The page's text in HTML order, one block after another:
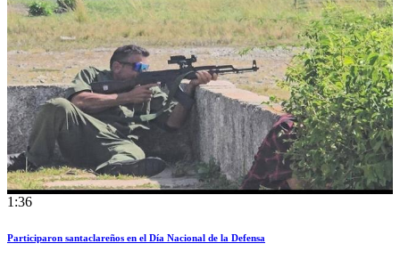
1:36
Participaron santaclareños en el Día Nacional de la Defensa